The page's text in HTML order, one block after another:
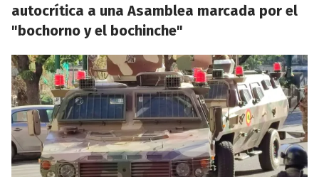
autocrítica a una Asamblea marcada por el
"bochorno y el bochinche"